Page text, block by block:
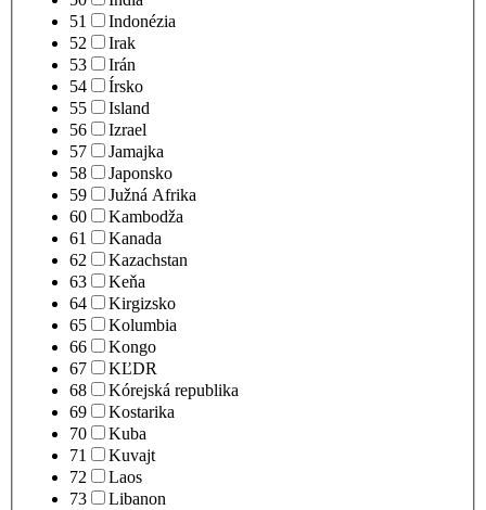
51
Indonézia
52
Irak
53
Irán
54
Írsko
55
Island
56
Izrael
57
Jamajka
58
Japonsko
59
Južná Afrika
60
Kambodža
61
Kanada
62
Kazachstan
63
Keňa
64
Kirgizsko
65
Kolumbia
66
Kongo
67
KĽDR
68
Kórejská republika
69
Kostarika
70
Kuba
71
Kuvajt
72
Laos
73
Libanon